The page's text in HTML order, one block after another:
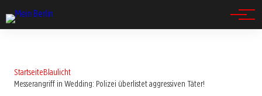
StartseiteBlaulicht
Messerangriff in Wedding: Polizei überlistet aggressiven Täter!